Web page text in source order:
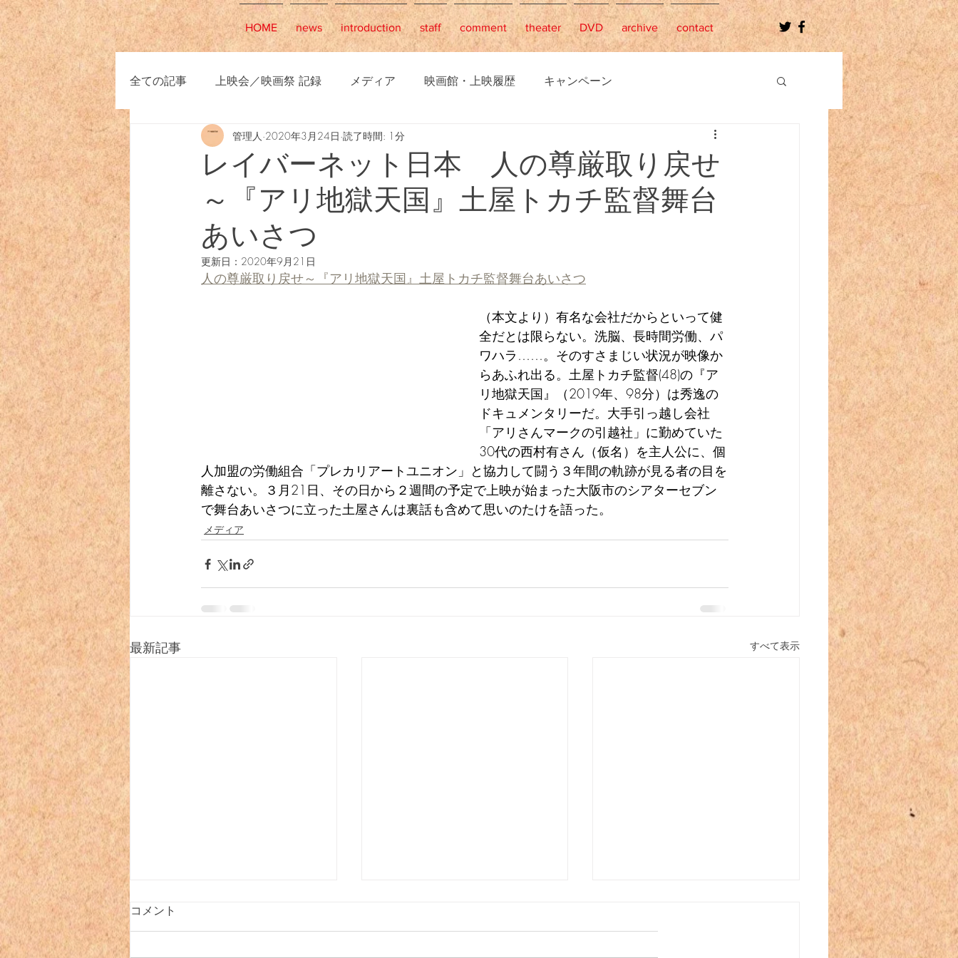
HOME news introduction staff comment theater DVD archive contact
全ての記事 上映会／映画祭 記録 メディア 映画館・上映履歴 キャンペーン
レイバーネット日本 人の尊厳取り戻せ
～『アリ地獄天国』土屋トカチ監督舞台
あいさつ
管理人 2020年3月24日 読了時間: 1分
更新日： 2020年9月21日
人の尊厳取り戻せ～『アリ地獄天国』土屋トカチ監督舞台あいさつ
（本文より）有名な会社だからといって健
全だとは限らない。洗脳、長時間労働、パ
ワハラ……。そのすさまじい状況が映像か
らあふれ出る。土屋トカチ監督(48)の『ア
リ地獄天国』（2019年、98分）は秀逸の
ドキュメンタリーだ。大手引っ越し会社
「アリさんマークの引越社」に勤めていた
30代の西村有さん（仮名）を主人公に、個
人加盟の労働組合「プレカリアートユニオン」と協力して闘う３年間の軌跡が見る者の目を
離さない。３月21日、その日から２週間の予定で上映が始まった大阪市のシアターセブン
で舞台あいさつに立った土屋さんは裏話も含めて思いのたけを語った。
メディア
最新記事 すべて表示
コメント